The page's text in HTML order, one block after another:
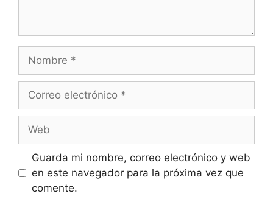
Nombre
Correo
Web
Guarda mi nombre, correo electrónico y web
en este navegador para la próxima vez que
comente.